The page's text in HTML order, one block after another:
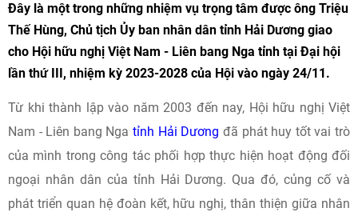
Đây là một trong những nhiệm vụ trọng tâm được ông Triệu
Thế Hùng, Chủ tịch Ủy ban nhân dân tỉnh Hải Dương giao
cho Hội hữu nghị Việt Nam - Liên bang Nga tỉnh tại Đại hội
lần thứ III, nhiệm kỳ 2023-2028 của Hội vào ngày 24/11.
Từ khi thành lập vào năm 2003 đến nay, Hội hữu nghị Việt
Nam - Liên bang Ngatỉnh Hải Dương đã phát huy tốt vai trò
của mình trong công tác phối hợp thực hiện hoạt động đối
ngoại nhân dân của tỉnh Hải Dương. Qua đó, củng cố và
phát triển quan hệ đoàn kết, hữu nghị, thân thiện giữa nhân